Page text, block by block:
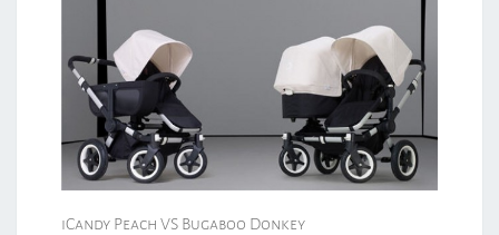
iCandy Peach VS Bugaboo Donkey